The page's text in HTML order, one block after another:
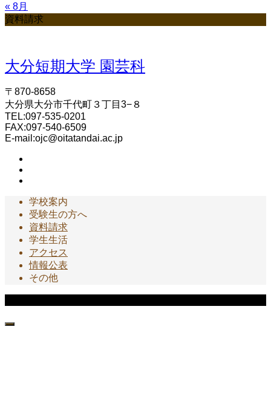
« 8月
資料請求
大分短期大学 園芸科
〒870-8658
大分県大分市千代町３丁目3−８
TEL:097-535-0201
FAX:097-540-6509
E-mail:ojc@oitatandai.ac.jp
学校案内
受験生の方へ
資料請求
学生生活
アクセス
情報公表
その他